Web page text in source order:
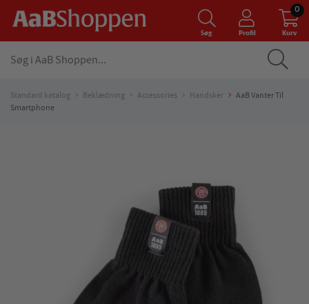
Søg Profil Kurv
0
Standard katalog Beklædning Accessories Handsker
AaB Vanter Til
Smartphone